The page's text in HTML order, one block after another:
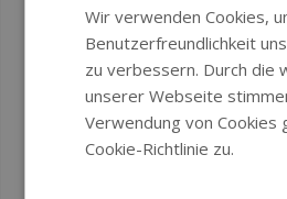
Ø 42 mm
Wir verwenden Cookies,
Benutzerfreundlichkeit
zu verbessern. Durch die
unserer Webseite
Verwendung von Cookies
Cookie-Richtlinie zu.